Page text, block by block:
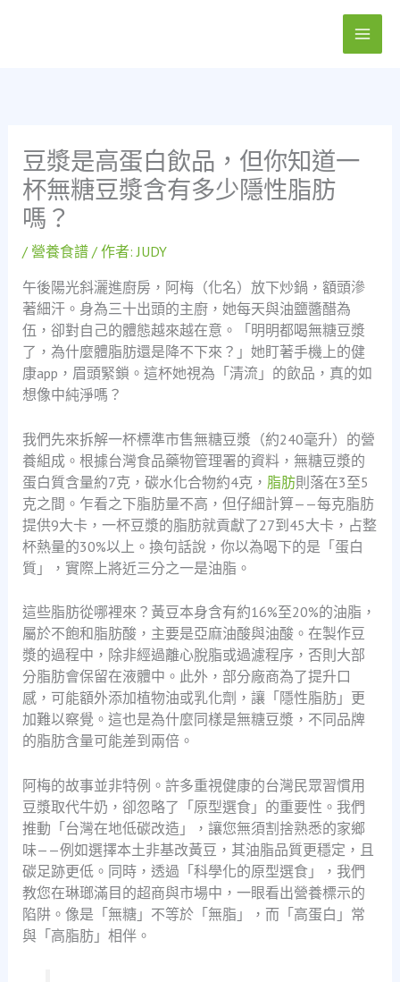
豆漿是高蛋白飲品，但你知道一
杯無糖豆漿含有多少隱性脂肪
嗎？
/ 營養食譜/ 作者:JUDY
午後陽光斜灑進廚房，阿梅（化名）放下炒鍋，額頭滲
著細汗。身為三十出頭的主廚，她每天與油鹽醬醋為
伍，卻對自己的體態越來越在意。「明明都喝無糖豆漿
了，為什麼體脂肪還是降不下來？」她盯著手機上的健
康app，眉頭緊鎖。這杯她視為「清流」的飲品，真的如
想像中純淨嗎？
我們先來拆解一杯標準市售無糖豆漿（約240毫升）的營
養組成。根據台灣食品藥物管理署的資料，無糖豆漿的
蛋白質含量約7克，碳水化合物約4克， 脂肪則落在3至5
克之間。乍看之下脂肪量不高，但仔細計算——每克脂肪
提供9大卡，一杯豆漿的脂肪就貢獻了27到45大卡，占整
杯熱量的30%以上。換句話說，你以為喝下的是「蛋白
質」，實際上將近三分之一是油脂。
這些脂肪從哪裡來？黃豆本身含有約16%至20%的油脂，
屬於不飽和脂肪酸，主要是亞麻油酸與油酸。在製作豆
漿的過程中，除非經過離心脫脂或過濾程序，否則大部
分脂肪會保留在液體中。此外，部分廠商為了提升口
感，可能額外添加植物油或乳化劑，讓「隱性脂肪」更
加難以察覺。這也是為什麼同樣是無糖豆漿，不同品牌
的脂肪含量可能差到兩倍。
阿梅的故事並非特例。許多重視健康的台灣民眾習慣用
豆漿取代牛奶，卻忽略了「原型選食」的重要性。我們
推動「台灣在地低碳改造」，讓您無須割捨熟悉的家鄉
味——例如選擇本土非基改黃豆，其油脂品質更穩定，且
碳足跡更低。同時，透過「科學化的原型選食」，我們
教您在琳瑯滿目的超商與市場中，一眼看出營養標示的
陷阱。像是「無糖」不等於「無脂」，而「高蛋白」常
與「高脂肪」相伴。